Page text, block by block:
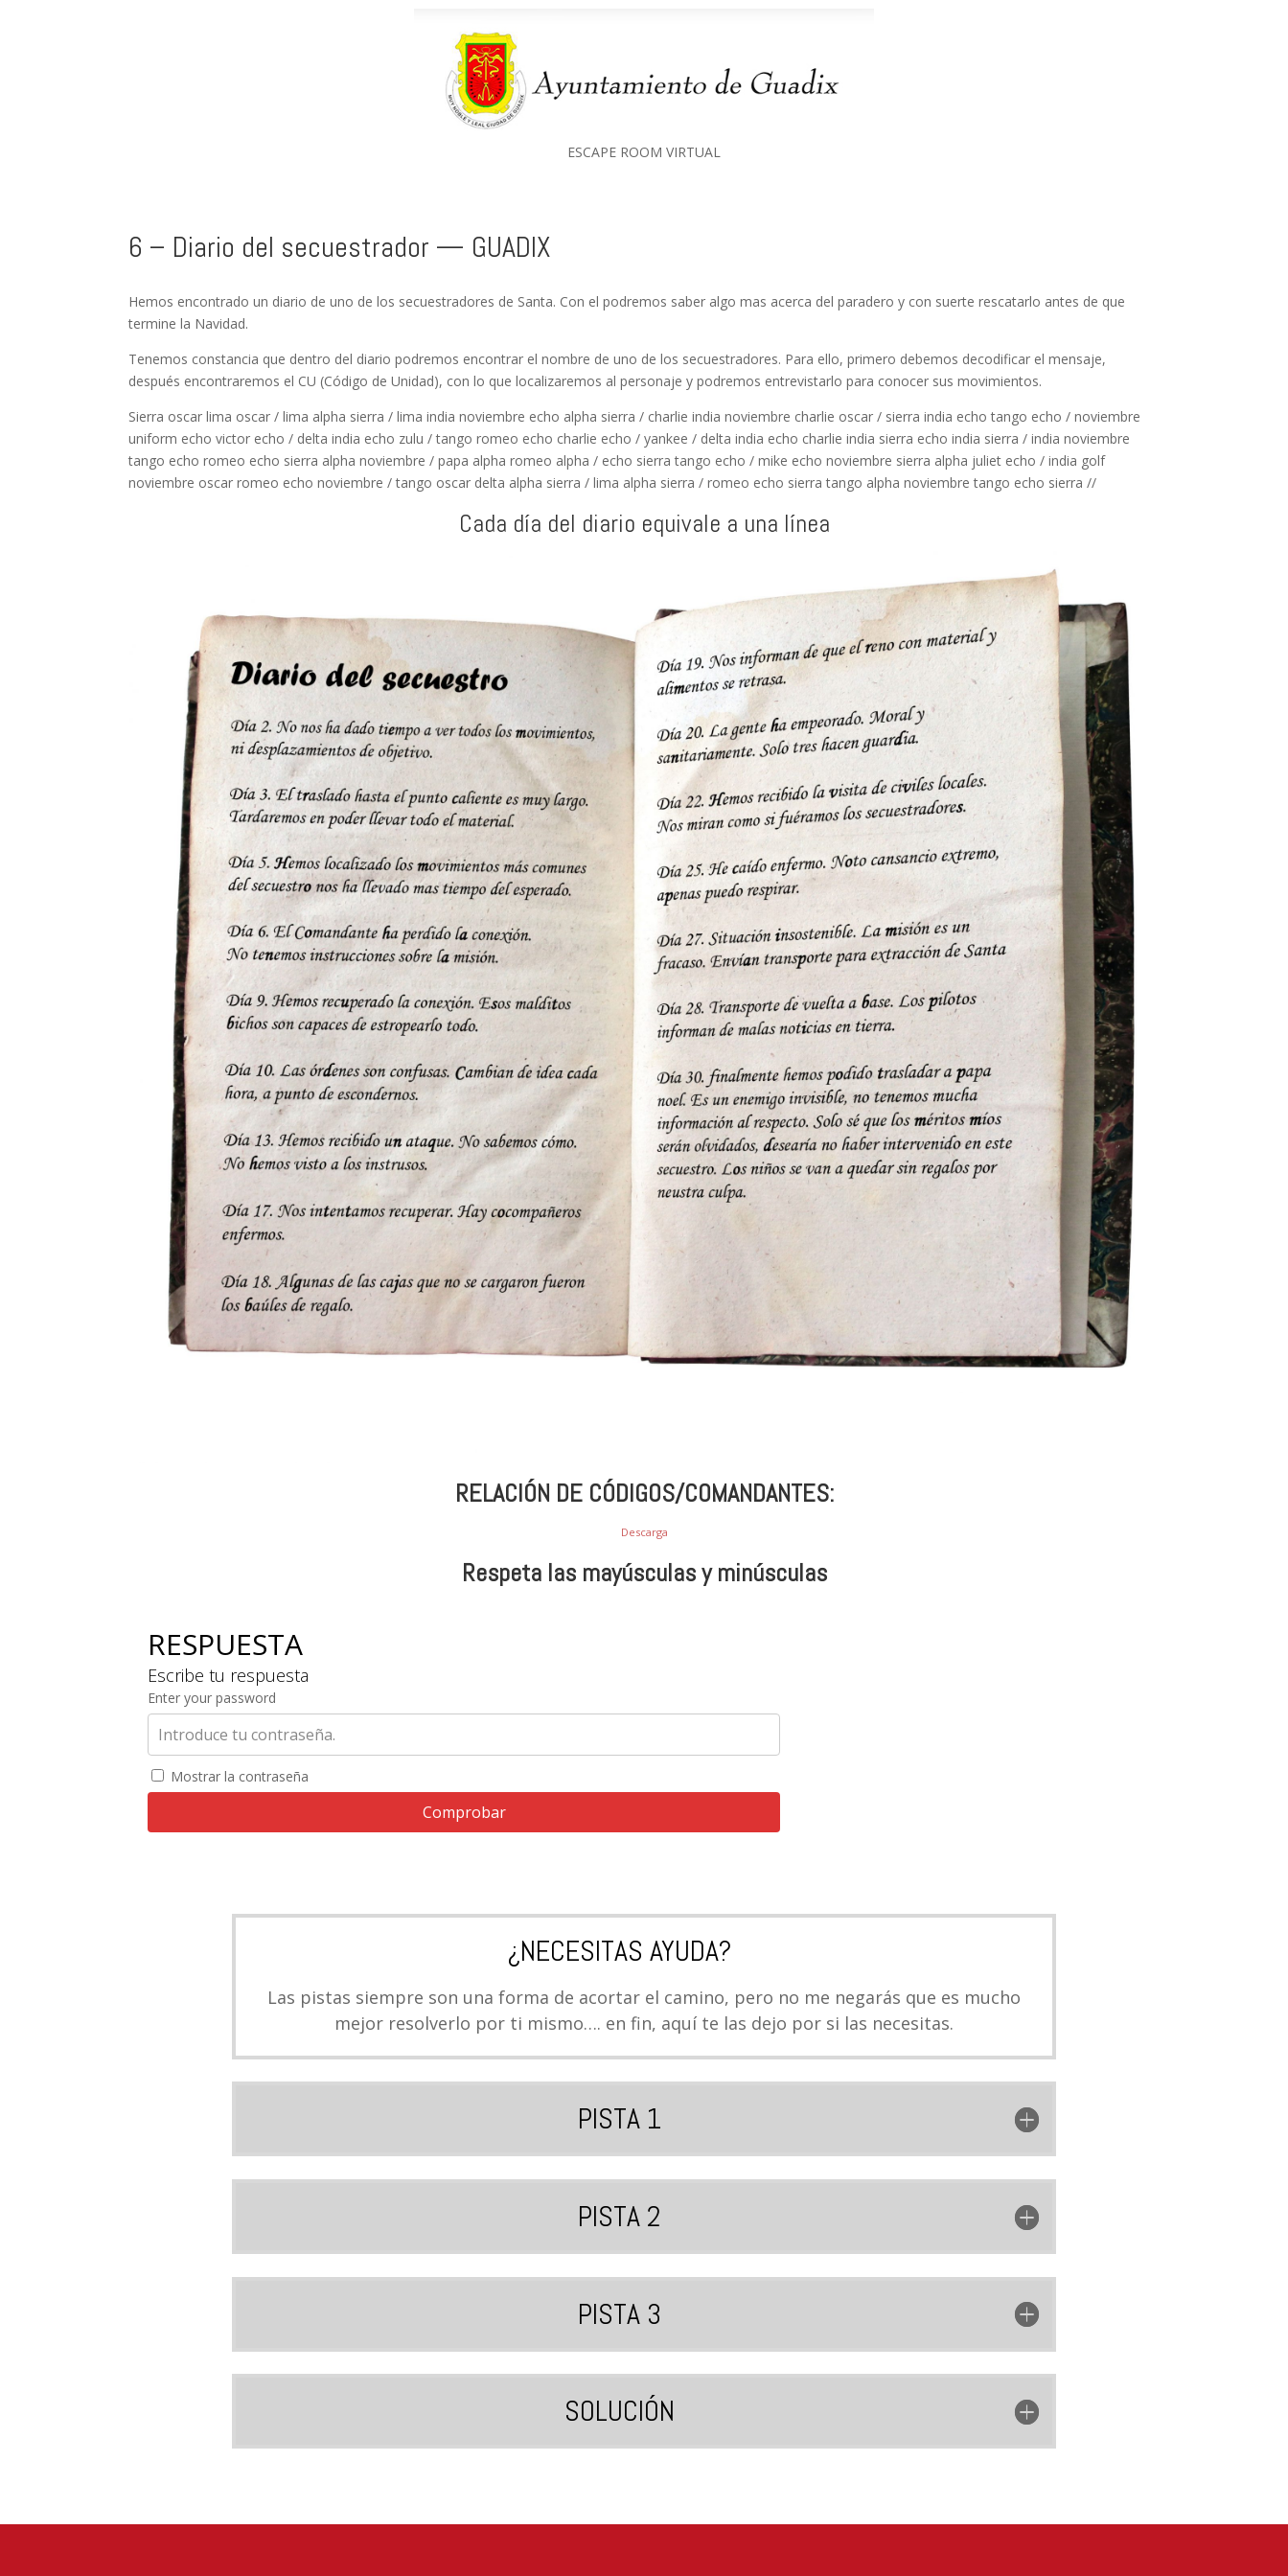
ESCAPE ROOM VIRTUAL
6 – Diario del secuestrador — GUADIX
Hemos encontrado un diario de uno de los secuestradores de Santa. Con el podremos saber algo mas acerca del paradero y con suerte rescatarlo antes de que
termine la Navidad.
Tenemos constancia que dentro del diario podremos encontrar el nombre de uno de los secuestradores. Para ello, primero debemos decodificar el mensaje,
después encontraremos el CU (Código de Unidad), con lo que localizaremos al personaje y podremos entrevistarlo para conocer sus movimientos.
Sierra oscar lima oscar / lima alpha sierra / lima india noviembre echo alpha sierra / charlie india noviembre charlie oscar / sierra india echo tango echo / noviembre
uniform echo victor echo / delta india echo zulu / tango romeo echo charlie echo / yankee / delta india echo charlie india sierra echo india sierra / india noviembre
tango echo romeo echo sierra alpha noviembre / papa alpha romeo alpha / echo sierra tango echo / mike echo noviembre sierra alpha juliet echo / india golf
noviembre oscar romeo echo noviembre / tango oscar delta alpha sierra / lima alpha sierra / romeo echo sierra tango alpha noviembre tango echo sierra //
Cada día del diario equivale a una línea
RELACIÓN DE CÓDIGOS/COMANDANTES:
Descarga
Respeta las mayúsculas y minúsculas
RESPUESTA
Escribe tu respuesta
Enter your password
Mostrar la contraseña
Comprobar
¿NECESITAS AYUDA?
Las pistas siempre son una forma de acortar el camino, pero no me negarás que es mucho
mejor resolverlo por ti mismo…. en fin, aquí te las dejo por si las necesitas.
PISTA 1
PISTA 2
PISTA 3
SOLUCIÓN